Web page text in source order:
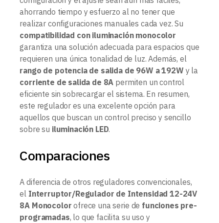
ahorrando tiempo y esfuerzo al no tener que
realizar configuraciones manuales cada vez. Su
compatibilidad con iluminación monocolor
garantiza una solución adecuada para espacios que
requieren una única tonalidad de luz. Además, el
rango de potencia de salida de 96W a 192W y la
corriente de salida de 8A permiten un control
eficiente sin sobrecargar el sistema. En resumen,
este regulador es una excelente opción para
aquellos que buscan un control preciso y sencillo
sobre su iluminación LED.
Comparaciones
A diferencia de otros reguladores convencionales,
el Interruptor/Regulador de Intensidad 12-24V
8A Monocolor ofrece una serie de funciones pre-
programadas, lo que facilita su uso y